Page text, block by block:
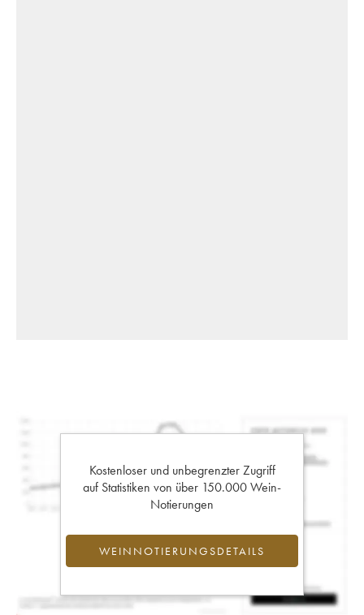
Kostenloser und unbegrenzter Zugriff
auf Statistiken von über 150.000 Wein-
Notierungen
WEINNOTIERUNGSDETAILS